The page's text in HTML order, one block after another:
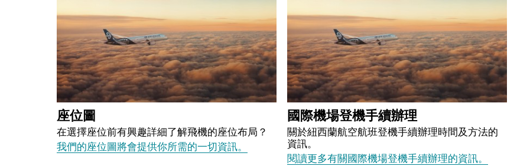
座位圖
在選擇座位前有興趣詳細了解飛機的座位布局？
我們的座位圖將會提供你所需的一切資訊。
國際機場登機手續辦理
關於紐西蘭航空航班登機手續辦理時間及方法的
資訊。
閱讀更多有關國際機場登機手續辦理的資訊。